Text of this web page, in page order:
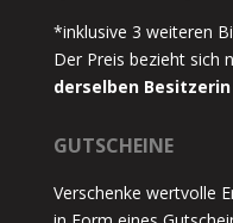
*inklusive 3 weiteren
Der Preis bezieht sich
derselben
GUTSCHEINE
Verschenke wertvolle